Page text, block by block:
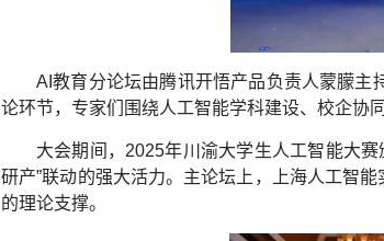
AI教育分论坛由腾讯开悟产品负责人蒙朦主
论环节，专家们围绕人工智能学科建设、校企协
大会期间，2025年川渝大学生人工智能大
研产”联动的强大活力。主论坛上，上海人工智
的理论支撑。